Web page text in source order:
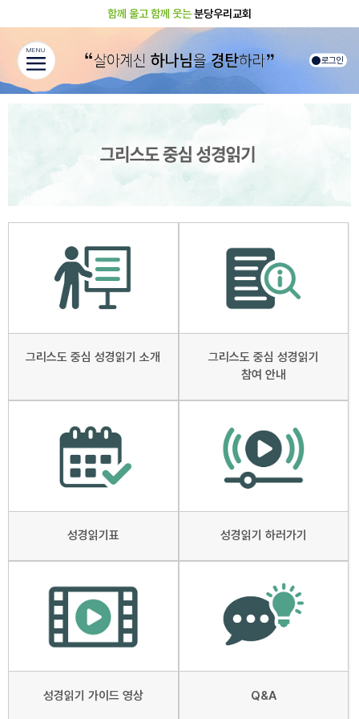
함께 울고 함께 웃는분당우리교회
로그인
MENU
그리스도 중심 성경읽기 소개
그리스도 중심 성경읽기
참여 안내
성경읽기표 성경읽기 하러가기
성경읽기 가이드 영상 Q&A